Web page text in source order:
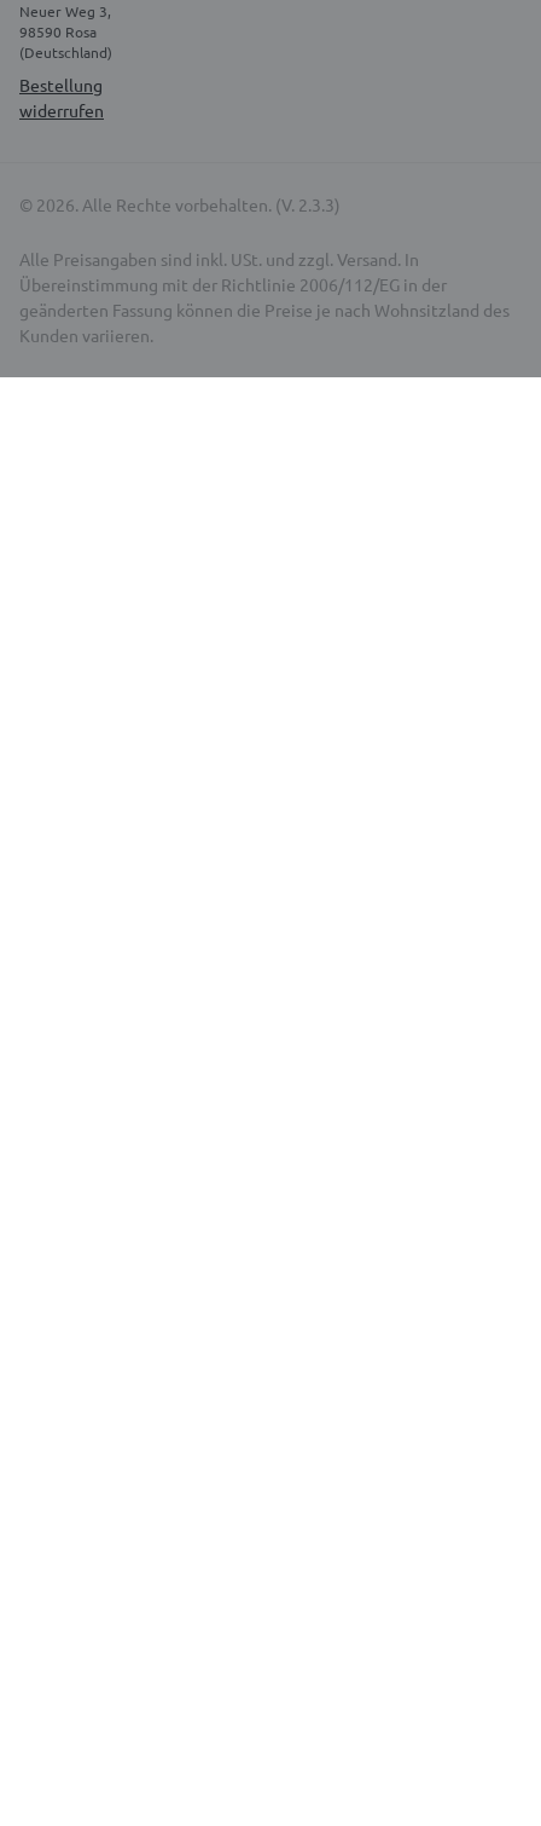
Neuer Weg 3,
98590 Rosa
(Deutschland)
Bestellung
widerrufen
© 2026. Alle Rechte vorbehalten. (V. 2.3.3)
Alle Preisangaben sind inkl. USt. und zzgl. Versand. In
Übereinstimmung mit der Richtlinie 2006/112/EG in der
geänderten Fassung können die Preise je nach Wohnsitzland des
Kunden variieren.